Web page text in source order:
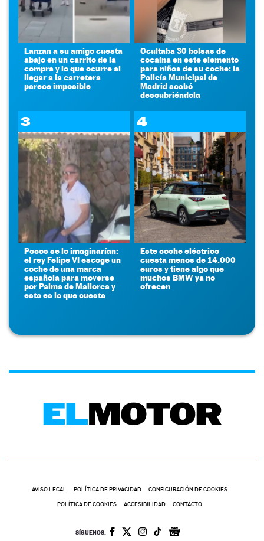
Lanzan a su amigo cuesta
abajo en un carrito de la
compra y lo que ocurre al
llegar a la carretera
parece imposible
Ocultaba 30 bolsas de
cocaína en este elemento
para niños de su coche: la
Policía Municipal de
Madrid acabó
descubriéndola
3
Pocos se lo imaginarían:
el rey Felipe VI escoge un
coche de una marca
española para moverse
por Palma de Mallorca y
esto es lo que cuesta
4
Este coche eléctrico
cuesta menos de 14.000
euros y tiene algo que
muchos BMW ya no
ofrecen
AVISO LEGAL POLÍTICA DE PRIVACIDAD CONFIGURACIÓN DE COOKIES
POLÍTICA DE COOKIES ACCESIBILIDAD CONTACTO
SÍGUENOS: